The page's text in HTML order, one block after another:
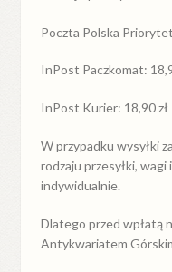
Poczta Polska
InPost Paczkomat:
InPost Kurier: 18,90 zł
W przypadkuwysyłkiza
rodzaju przesyłki,
indywidualnie.
Dlatego przed wpłatą
Antykwariatem